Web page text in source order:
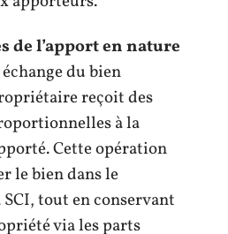
de l’apport en nature
du bien
reçoit des
à la
Cette opération
le bien dans le
tout en conservant
via les parts